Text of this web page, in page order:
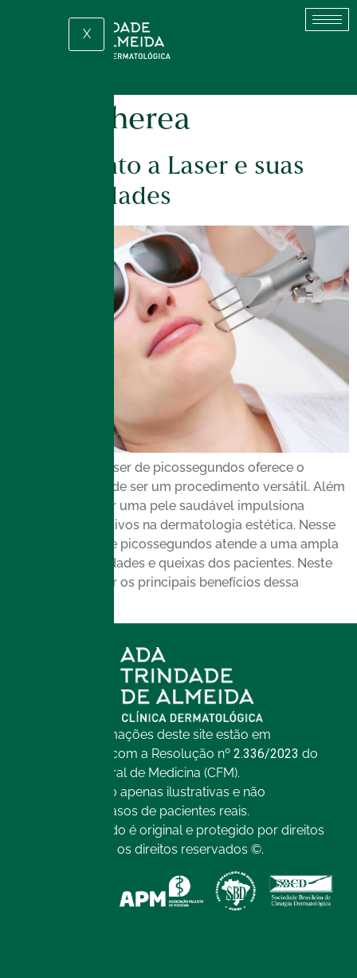
X
etherea
Tratamento a Laser e suas
possibilidades
O tratamento a laser de picossegundos oferece o
grande benefício de ser um procedimento versátil. Além
disso, a busca por uma pele saudável impulsiona
avanços significativos na dermatologia estética. Nesse
cenário, o laser de picossegundos atende a uma ampla
gama de necessidades e queixas dos pacientes. Neste
post, vou explorar os principais benefícios dessa
Todas as informações deste site estão em
conformidade com a Resolução nº 2.336/2023 do
Conselho Federal de Medicina (CFM).
As imagens são apenas ilustrativas e não
representam casos de pacientes reais.
Todo o conteúdo é original e protegido por direitos
autorais. Todos os direitos reservados ©.